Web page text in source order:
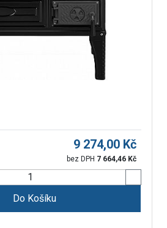
9 274,00 Kč
bez DPH 7 664,46 Kč
Do Košíku